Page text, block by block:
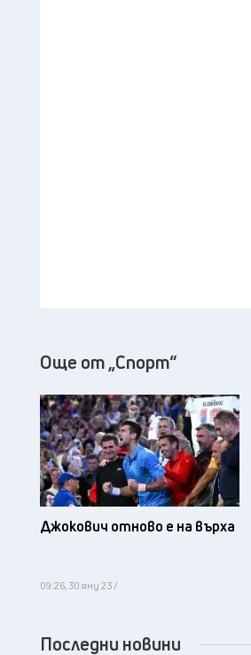
Още от „Спорт“
Джокович отново е на върха
09:26, 30 яну 23 /
Последни новини